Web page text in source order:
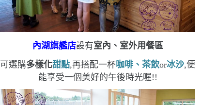
內湖旗艦店設有室內、室外用餐區
可選購多樣化甜點,再搭配一杯咖啡、茶飲or冰沙,便
能享受一個美好的午後時光喔!!